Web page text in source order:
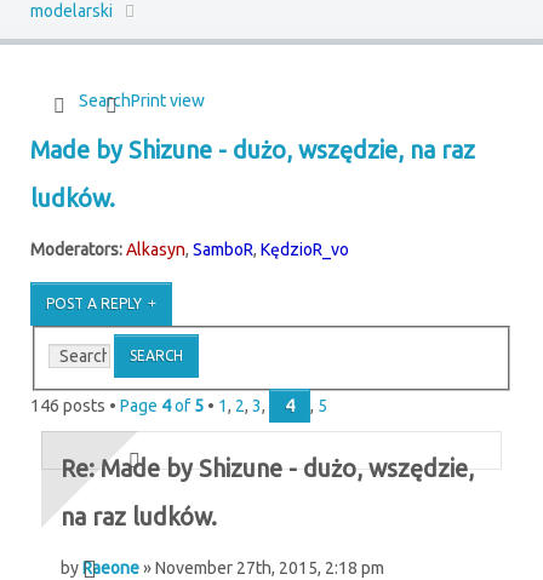
modelarski
SearchPrint view
Made by Shizune - dużo, wszędzie, na raz
ludków.
Moderators:Alkasyn, SamboR, KędzioR_vo
POST A REPLY
146 posts • Page 4of 5 • 1, 2, 3, 4 , 5
Re: Made by Shizune - dużo, wszędzie,
na raz ludków.
byRaeone» November 27th, 2015, 2:18 pm